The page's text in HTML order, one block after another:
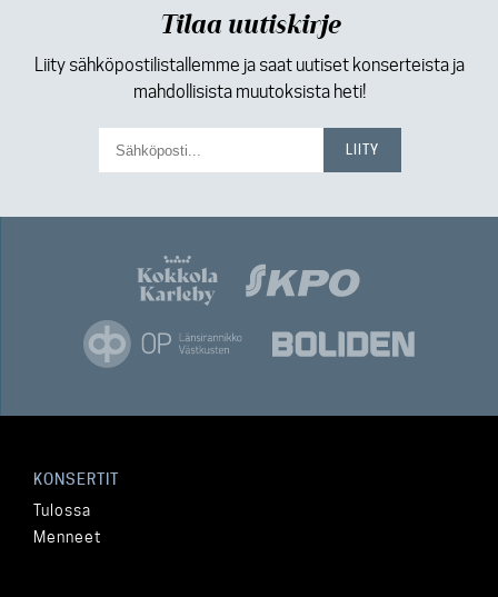
Tilaa uutiskirje
Liity sähköpostilistallemme ja saat uutiset konserteista ja
mahdollisista muutoksista heti!
KONSERTIT
Tulossa
Menneet